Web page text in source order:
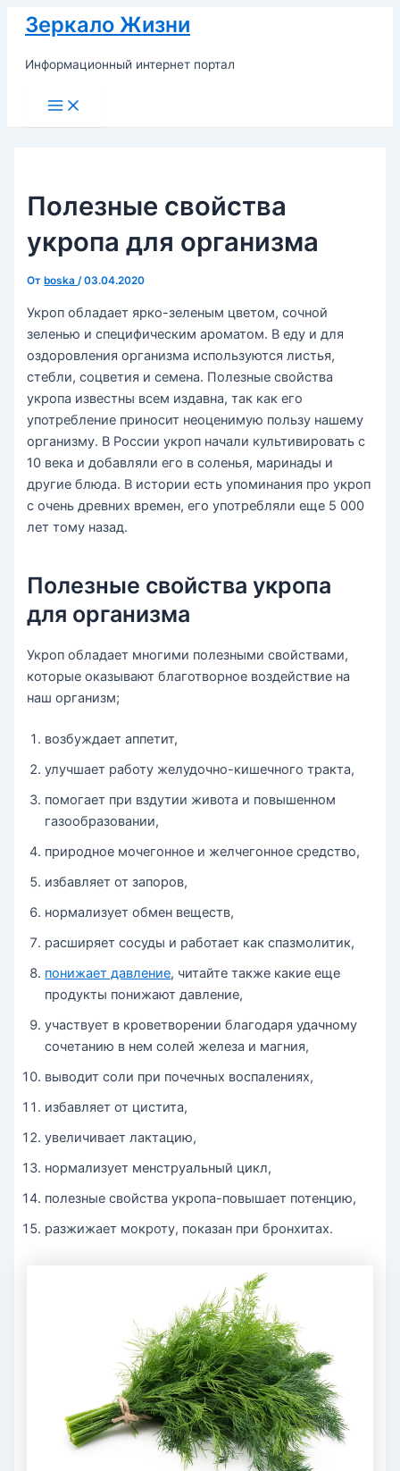
Перейти
содержимому
Зеркало Жизни
Информационный интернет портал
Main
Menu
Полезные свойства
укропа для организма
От boska/03.04.2020
Укроп обладает ярко-зеленым цветом, сочной
зеленью и специфическим ароматом. В еду и для
оздоровления организма используются листья,
стебли, соцветия и семена. Полезные свойства
укропа известны всем издавна, так как его
употребление приносит неоценимую пользу нашему
организму. В России укроп начали культивировать с
10 века и добавляли его в соленья, маринады и
другие блюда. В истории есть упоминания про укроп
с очень древних времен, его употребляли еще 5 000
лет тому назад.
Полезные свойства укропа
для организма
Укроп обладает многими полезными свойствами,
которые оказывают благотворное воздействие на
наш организм;
возбуждает аппетит,
улучшает работу желудочно-кишечного тракта,
помогает при вздутии живота и повышенном
газообразовании,
природное мочегонное и желчегонное средство,
избавляет от запоров,
нормализует обмен веществ,
расширяет сосуды и работает как спазмолитик,
понижает давление, читайте также какие еще
продукты понижают давление,
участвует в кроветворении благодаря удачному
сочетанию в нем солей железа и магния,
выводит соли при почечных воспалениях,
избавляет от цистита,
увеличивает лактацию,
нормализует менструальный цикл,
полезные свойства укропа-повышает потенцию,
разжижает мокроту, показан при бронхитах.